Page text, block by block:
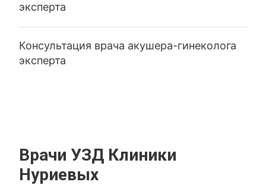
эксперта
Консультация врача акушера-гинеколога
эксперта
Врачи УЗД Клиники
Нуриевых